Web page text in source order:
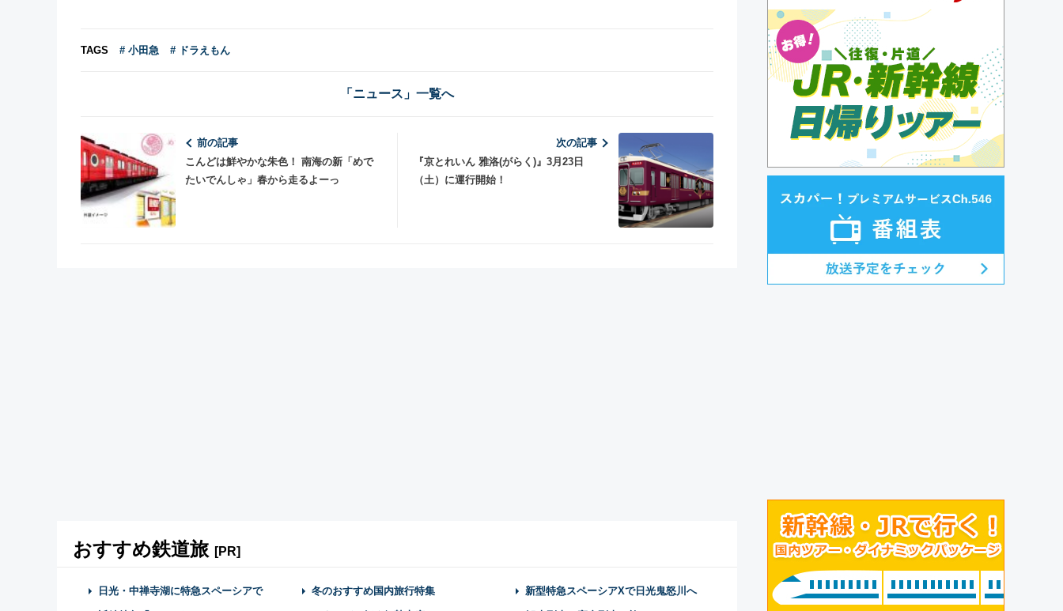
TAGS # 小田急 # ドラえもん
「ニュース」一覧へ
前の記事
こんどは鮮やかな朱色！ 南海の新「めで
たいでんしゃ」春から走るよーっ
次の記事
『京とれいん 雅洛(がらく)』3月23日
（土）に運行開始！
おすすめ鉄道旅 [PR]
日光・中禅寺湖に特急スペーシアで 冬のおすすめ国内旅行特集 新型特急スペーシアXで日光鬼怒川へ